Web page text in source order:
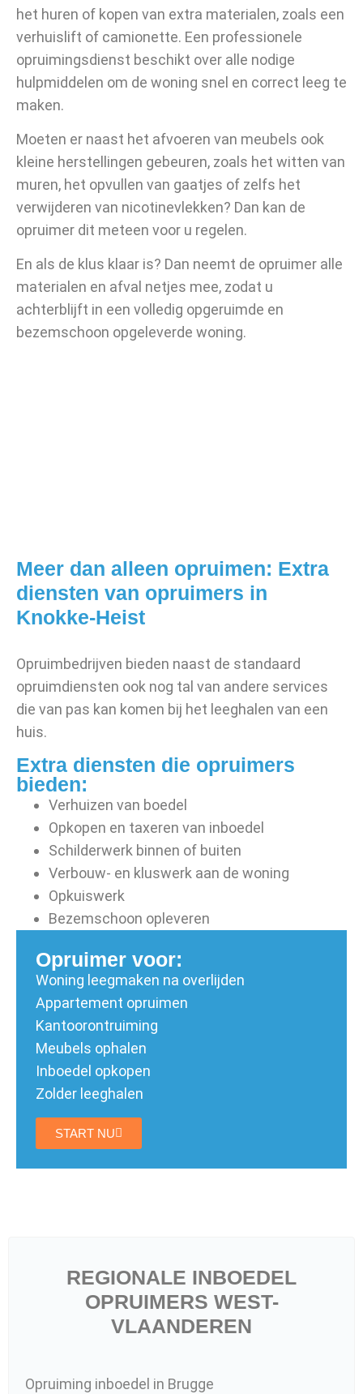
het huren of kopen van extra materialen, zoals een
verhuislift of camionette. Een professionele
opruimingsdienst beschikt over alle nodige
hulpmiddelen om de woning snel en correct leeg te
maken.
Moeten er naast het afvoeren van meubels ook
kleine herstellingen gebeuren, zoals het witten van
muren, het opvullen van gaatjes of zelfs het
verwijderen van nicotinevlekken? Dan kan de
opruimer dit meteen voor u regelen.
En als de klus klaar is? Dan neemt de opruimer alle
materialen en afval netjes mee, zodat u
achterblijft in een volledig opgeruimde en
bezemschoon opgeleverde woning.
Meer dan alleen opruimen: Extra
diensten van opruimers in
Knokke-Heist
Opruimbedrijven bieden naast de standaard
opruimdiensten ook nog tal van andere services
die van pas kan komen bij het leeghalen van een
huis.
Extra diensten die opruimers
bieden:
Verhuizen van boedel
Opkopen en taxeren van inboedel
Schilderwerk binnen of buiten
Verbouw- en kluswerk aan de woning
Opkuiswerk
Bezemschoon opleveren
Opruimer voor:
Woning leegmaken na overlijden
Appartement opruimen
Kantoorontruiming
Meubels ophalen
Inboedel opkopen
Zolder leeghalen
START NU
REGIONALE INBOEDEL
OPRUIMERS WEST-
VLAANDEREN
Opruiming inboedel in Brugge